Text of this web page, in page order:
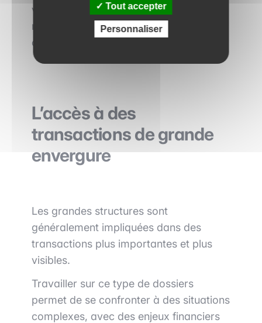
valorisée dans certains parcours,
notamment en M&A ou en marchés de
capitaux.
L’accès à des
transactions de grande
envergure
Les grandes structures sont
généralement impliquées dans des
transactions plus importantes et plus
visibles.
Travailler sur ce type de dossiers
permet de se confronter à des situations
complexes, avec des enjeux financiers
Tout accepter
Personnaliser